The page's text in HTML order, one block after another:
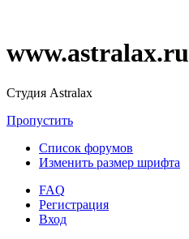
www.astralax.ru
Студия Astralax
Пропустить
Список форумов
Изменить размер шрифта
FAQ
Регистрация
Вход